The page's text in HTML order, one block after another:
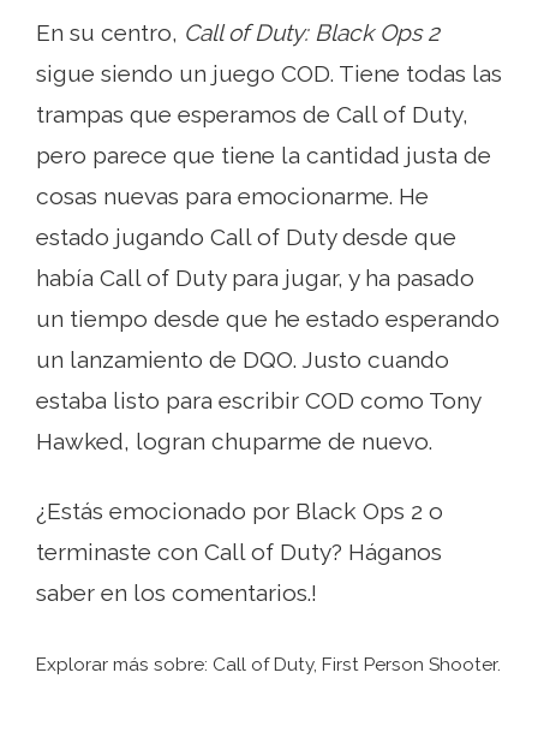
En su centro, Call of Duty: Black Ops 2
sigue siendo un juego COD. Tiene todas las
trampas que esperamos de Call of Duty,
pero parece que tiene la cantidad justa de
cosas nuevas para emocionarme. He
estado jugando Call of Duty desde que
había Call of Duty para jugar, y ha pasado
un tiempo desde que he estado esperando
un lanzamiento de DQO. Justo cuando
estaba listo para escribir COD como Tony
Hawked, logran chuparme de nuevo.
¿Estás emocionado por Black Ops 2 o
terminaste con Call of Duty? Háganos
saber en los comentarios.!
Explorar más sobre: ​​Call of Duty, First Person Shooter.